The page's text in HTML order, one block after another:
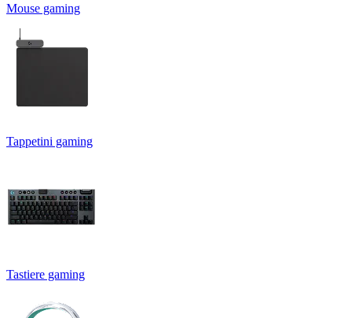
Mouse gaming
Tappetini gaming
Tastiere gaming